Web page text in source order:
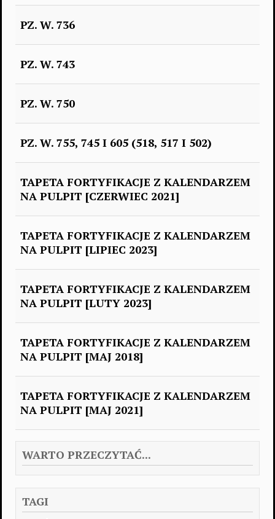
PZ. W. 736
PZ. W. 743
PZ. W. 750
PZ. W. 755, 745 I 605 (518, 517 I 502)
TAPETA FORTYFIKACJE Z KALENDARZEM
NA PULPIT [CZERWIEC 2021]
TAPETA FORTYFIKACJE Z KALENDARZEM
NA PULPIT [LIPIEC 2023]
TAPETA FORTYFIKACJE Z KALENDARZEM
NA PULPIT [LUTY 2023]
TAPETA FORTYFIKACJE Z KALENDARZEM
NA PULPIT [MAJ 2018]
TAPETA FORTYFIKACJE Z KALENDARZEM
NA PULPIT [MAJ 2021]
WARTO PRZECZYTAĆ...
TAGI